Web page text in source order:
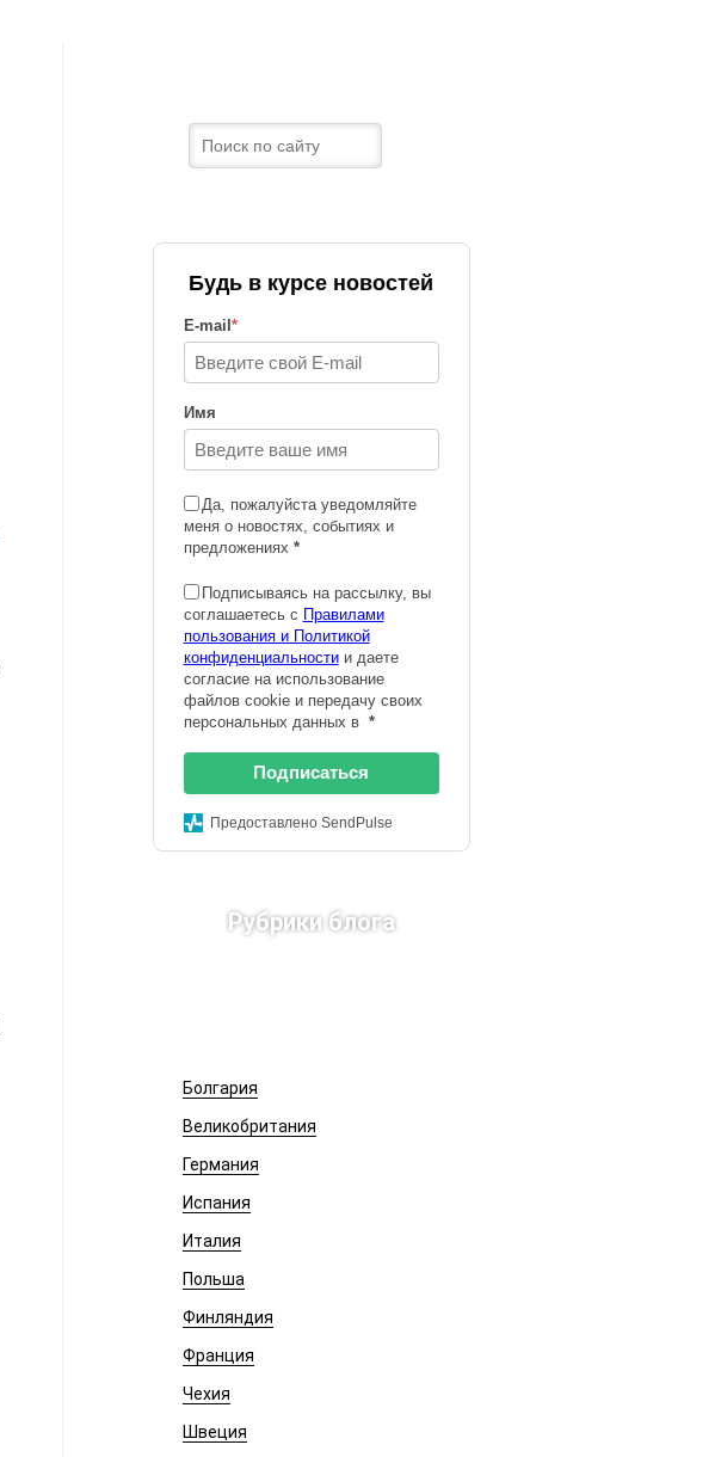
Будь в курсе новостей
E-mail *
Имя
Да, пожалуйста уведомляйте
меня о новостях, событиях и
предложениях *
Подписываясь на рассылку, вы
соглашаетесь с Правилами
пользования и Политикой
конфиденциальностии даете
согласие на использование
файлов cookie и передачу своих
персональных данных в *
Подписаться
Предоставлено SendPulse
Рубрики блога
Болгария
Великобритания
Германия
Испания
Италия
Польша
Финляндия
Франция
Чехия
Швеция